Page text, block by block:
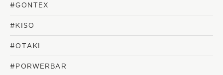
#GONTEX
#KISO
#OTAKI
#PORWERBAR